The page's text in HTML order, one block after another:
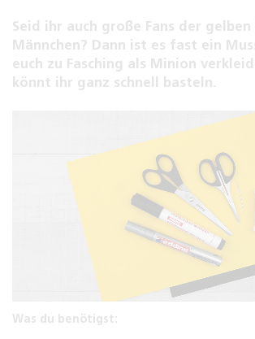
Seid ihr auch große Fans der
Männchen? Dann ist es fast ein
euch zu Fasching als Minion
könnt ihr ganz schnell basteln.
Was du benötigst: